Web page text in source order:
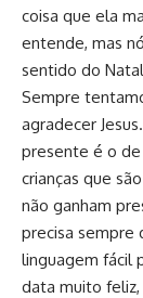
coisa que ela
entende, mas
sentido do
Sempre
agradecer
presente é o
crianças que
não ganham
precisa sempre
linguagem fácil
data muito